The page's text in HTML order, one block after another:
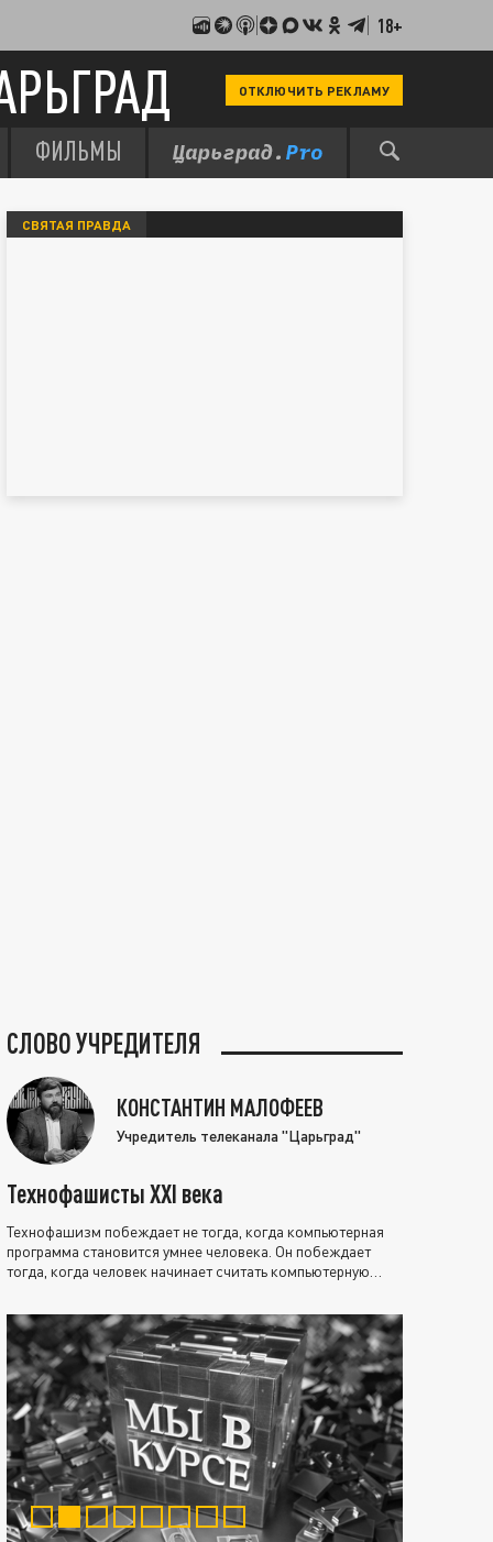
18+
ОТКЛЮЧИТЬ РЕКЛАМУ
ФИЛЬМЫ
СВЯТАЯ ПРАВДА
СЛОВО УЧРЕДИТЕЛЯ
КОНСТАНТИН МАЛОФЕЕВ
Учредитель телеканала "Царьград"
Технофашисты XXI века
Технофашизм побеждает не тогда, когда компьютерная
программа становится умнее человека. Он побеждает
тогда, когда человек начинает считать компьютерную